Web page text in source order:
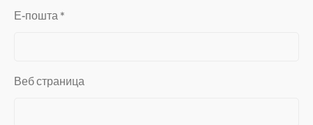
Е-пошта *
Веб страница